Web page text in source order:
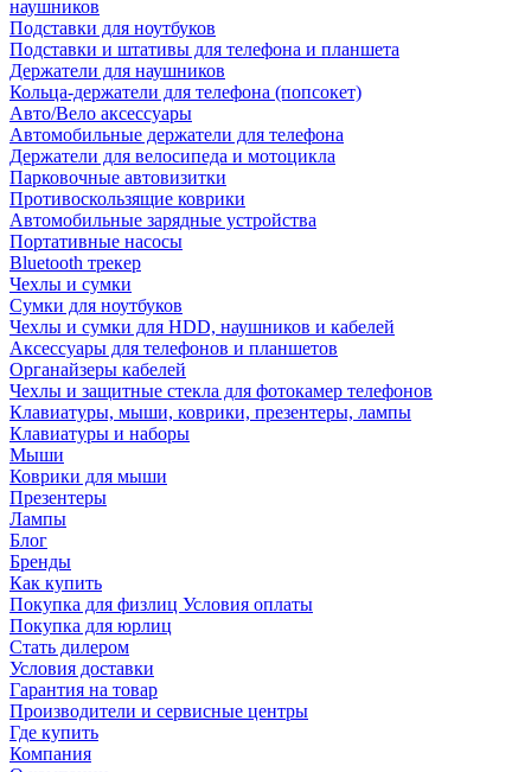
наушников
Подставки для ноутбуков
Подставки и штативы для телефона и планшета
Держатели для наушников
Кольца-держатели для телефона (попсокет)
Авто/Вело аксессуары
Автомобильные держатели для телефона
Держатели для велосипеда и мотоцикла
Парковочные автовизитки
Противоскользящие коврики
Автомобильные зарядные устройства
Портативные насосы
Bluetooth трекер
Чехлы и сумки
Сумки для ноутбуков
Чехлы и сумки для HDD, наушников и кабелей
Аксессуары для телефонов и планшетов
Органайзеры кабелей
Чехлы и защитные стекла для фотокамер телефонов
Клавиатуры, мыши, коврики, презентеры, лампы
Клавиатуры и наборы
Мыши
Коврики для мыши
Презентеры
Лампы
Блог
Бренды
Как купить
Покупка для физлиц Условия оплаты
Покупка для юрлиц
Стать дилером
Условия доставки
Гарантия на товар
Производители и сервисные центры
Где купить
Компания